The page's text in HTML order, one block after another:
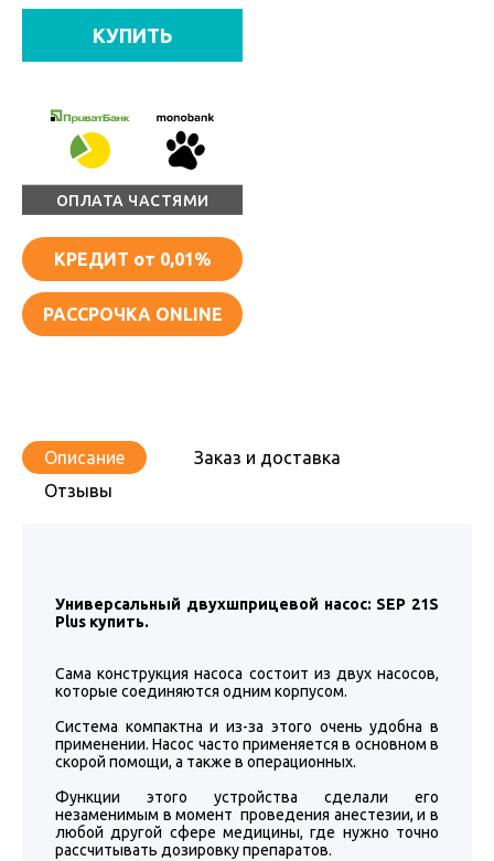
КУПИТЬ
ОПЛАТА ЧАСТЯМИ
КРЕДИТ от 0,01%
РАССРОЧКА ONLINE
Описание
Заказ и доставка
Отзывы
Универсальный двухшприцевой насос: SEP 21S
Plus купить.
Сама конструкция насоса состоит из двух насосов,
которые соединяются одним корпусом.
Система компактна и из-за этого очень удобна в
применении. Насос часто применяется в основном в
скорой помощи, а также в операционных.
Функции этого устройства сделали его
незаменимым в момент проведения анестезии, и в
любой другой сфере медицины, где нужно точно
рассчитывать дозировку препаратов.